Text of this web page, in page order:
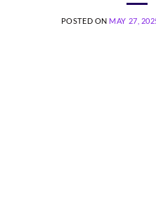
POSTED ON MAY 27,